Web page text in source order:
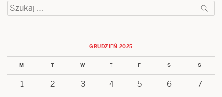
Szukaj:
GRUDZIEŃ 2025
M T W T F S S
1 2 3 4 5 6
7